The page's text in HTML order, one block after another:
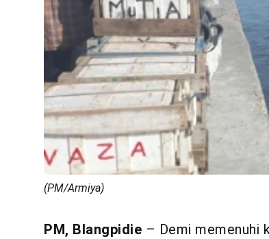
(PM/Armiya)
PM, Blangpidie – Demi memenuhi